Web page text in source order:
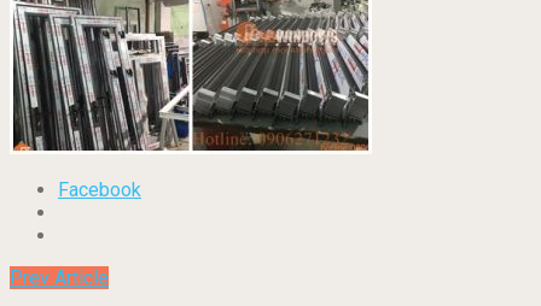
Facebook
Prev Article